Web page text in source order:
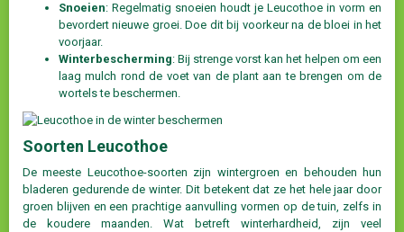
Snoeien: Regelmatig snoeien houdt je Leucothoe in vorm en
bevordert nieuwe groei. Doe dit bij voorkeur na de bloei in het
voorjaar.
Winterbescherming: Bij strenge vorst kan het helpen om een
laag mulch rond de voet van de plant aan te brengen om de
wortels te beschermen.
Soorten Leucothoe
De meeste Leucothoe-soorten zijn wintergroen en behouden hun
bladeren gedurende de winter. Dit betekent dat ze het hele jaar door
groen blijven en een prachtige aanvulling vormen op de tuin, zelfs in
de koudere maanden. Wat betreft winterhardheid, zijn veel